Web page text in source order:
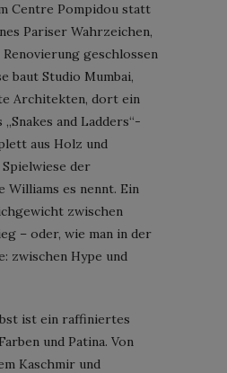
Centre Pompidou statt
Pariser Wahrzeichen,
geschlossen
baut Studio Mumbai,
Architekten, dort ein
and Ladders“-
aus Holz und
Spielwiese der
Williams es nennt. Ein
zwischen
– oder, wie man in der
zwischen Hype und
ist ein raffiniertes
und Patina. Von
Kaschmir und